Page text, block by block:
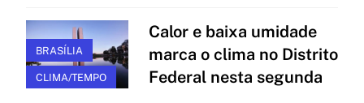
BRASÍLIA
CLIMA/TEMPO
Calor e baixa umidade
marca o clima no Distrito
Federal nesta segunda